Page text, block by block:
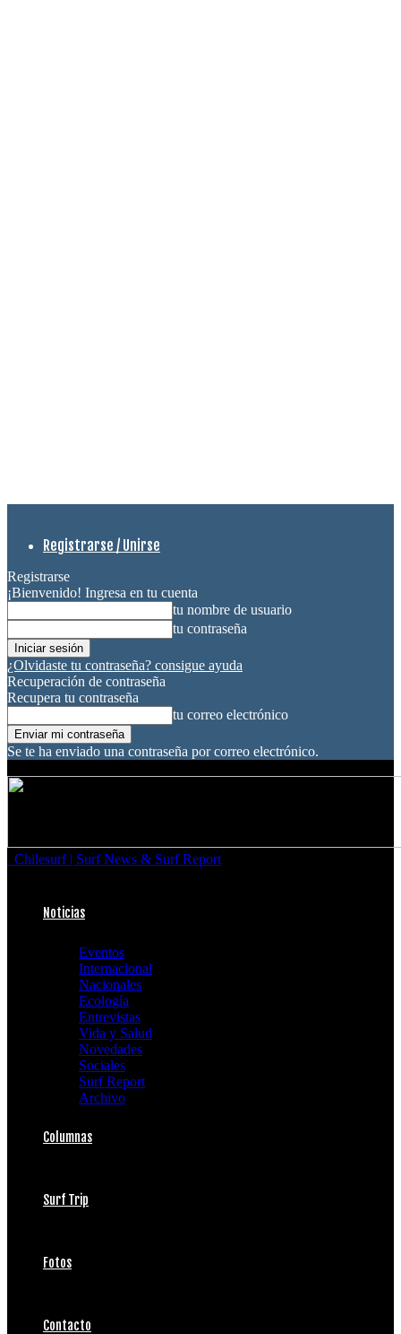
Registrarse / Unirse
Registrarse
¡Bienvenido! Ingresa en tu cuenta
tu nombre de usuario
tu contraseña
¿Olvidaste tu contraseña? consigue ayuda
Recuperación de contraseña
Recupera tu contraseña
tu correo electrónico
Se te ha enviado una contraseña por correo electrónico.
Chilesurf | Surf News & Surf Report
Noticias
Eventos
Internacional
Nacionales
Ecología
Entrevistas
Vida y Salud
Novedades
Sociales
Surf Report
Archivo
Columnas
Surf Trip
Fotos
Contacto